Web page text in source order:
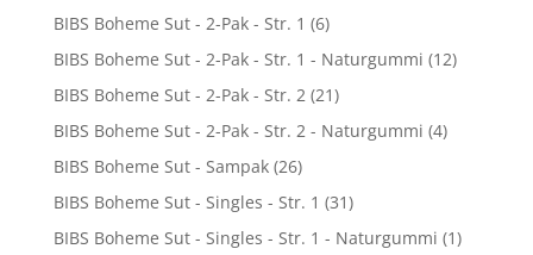
BIBS Boheme Sut - 2-Pak - Str. 1 (6)
BIBS Boheme Sut - 2-Pak - Str. 1 - Naturgummi (12)
BIBS Boheme Sut - 2-Pak - Str. 2 (21)
BIBS Boheme Sut - 2-Pak - Str. 2 - Naturgummi (4)
BIBS Boheme Sut - Sampak (26)
BIBS Boheme Sut - Singles - Str. 1 (31)
BIBS Boheme Sut - Singles - Str. 1 - Naturgummi (1)